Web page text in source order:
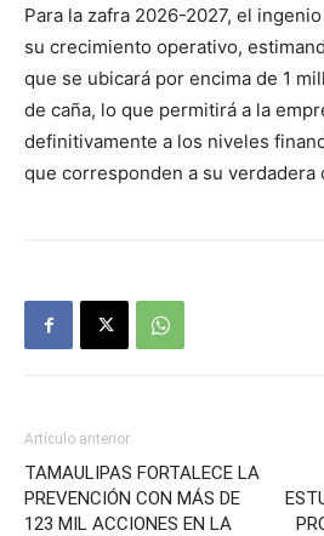
Para la zafra 2026-2027, el
su crecimiento operativo,
que se ubicará por encima de 1
de caña, lo que permitirá a la
definitivamente a los niveles
que corresponden a su verdadera
Artículo anterior
TAMAULIPAS FORTALECE LA
PREVENCIÓN CON MÁS DE
123 MIL ACCIONES EN LA